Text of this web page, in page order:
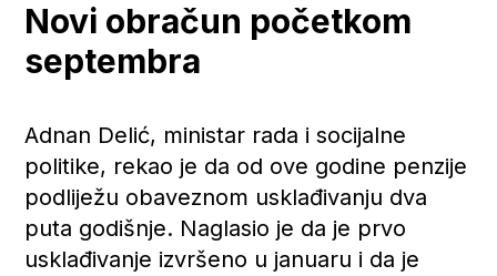
Novi obračun početkom
septembra
Adnan Delić, ministar rada i socijalne
politike, rekao je da od ove godine penzije
podliježu obaveznom usklađivanju dva
puta godišnje. Naglasio je da je prvo
usklađivanje izvršeno u januaru i da je